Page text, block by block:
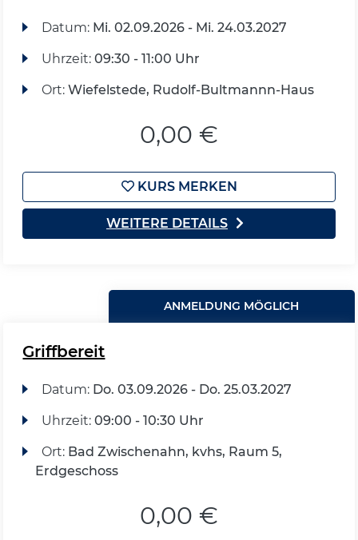
Datum: Mi. 02.09.2026 - Mi. 24.03.2027
Uhrzeit: 09:30 - 11:00 Uhr
Ort: Wiefelstede, Rudolf-Bultmannn-Haus
0,00 €
KURS MERKEN
WEITERE DETAILS
ANMELDUNG MÖGLICH
Griffbereit
Datum: Do. 03.09.2026 - Do. 25.03.2027
Uhrzeit: 09:00 - 10:30 Uhr
Ort: Bad Zwischenahn, kvhs, Raum 5,
Erdgeschoss
0,00 €